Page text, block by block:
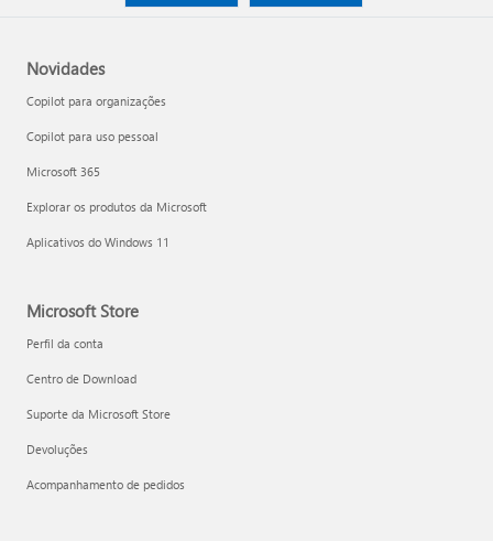
Novidades
Copilot para organizações
Copilot para uso pessoal
Microsoft 365
Explorar os produtos da Microsoft
Aplicativos do Windows 11
Microsoft Store
Perfil da conta
Centro de Download
Suporte da Microsoft Store
Devoluções
Acompanhamento de pedidos